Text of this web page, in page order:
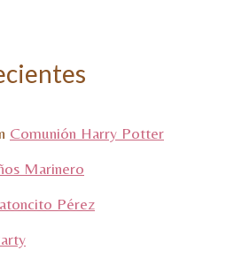
Comunión Harry Potter
Marinero
Pérez